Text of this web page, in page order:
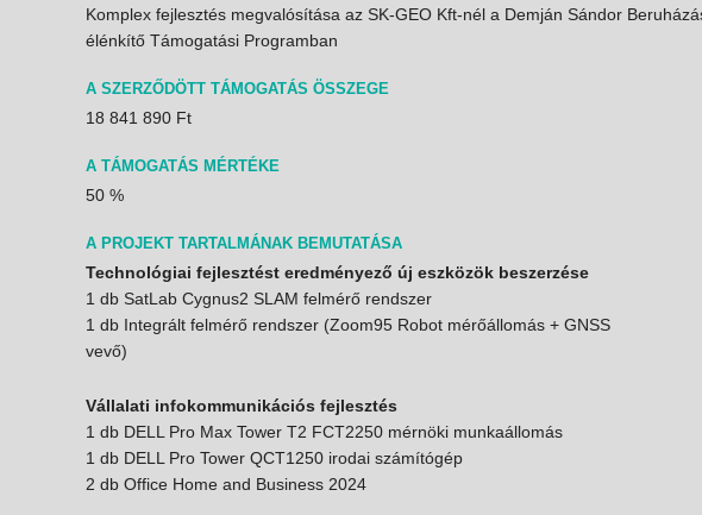
Komplex fejlesztés megvalósítása az SK-GEO Kft-nél a Demján Sándor
élénkítő Támogatási Programban
A SZERZŐDÖTT TÁMOGATÁS ÖSSZEGE
18 841 890 Ft
A TÁMOGATÁS MÉRTÉKE
50 %
A PROJEKT TARTALMÁNAK BEMUTATÁSA
Technológiai fejlesztést eredményező új eszközök beszerzése
1 db SatLab Cygnus2 SLAM felmérő rendszer
1 db Integrált felmérő rendszer (Zoom95 Robot mérőállomás + GNSS
vevő)
Vállalati infokommunikációs fejlesztés
1 db DELL Pro Max Tower T2 FCT2250 mérnöki munkaállomás
1 db DELL Pro Tower QCT1250 irodai számítógép
2 db Office Home and Business 2024